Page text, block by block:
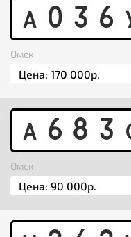
A 0 3 6
Омск
A 6 8 3
Омск